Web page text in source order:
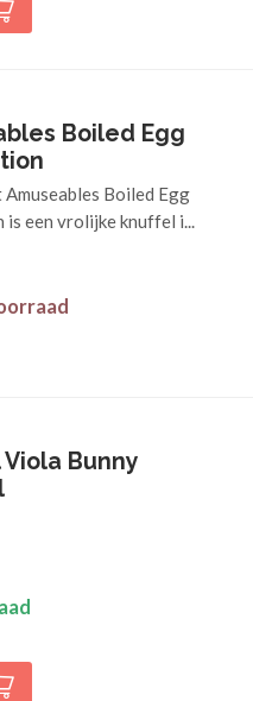
Boiled Egg
Amuseables Boiled Egg
is een vrolijke knuffel i...
Viola Bunny